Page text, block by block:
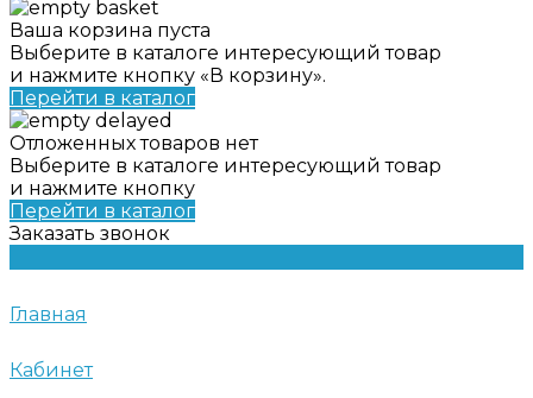
Ваша корзина пуста
Выберите в каталоге интересующий товар
и нажмите кнопку «В корзину».
Перейти в каталог
Отложенных товаров нет
Выберите в каталоге интересующий товар
и нажмите кнопку
Перейти в каталог
Заказать звонок
Главная
Кабинет